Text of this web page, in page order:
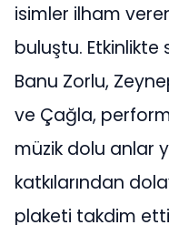
isimler ilham
buluştu.
Banu Zorlu,
ve Çağla,
müzik dolu anlar
katkılarından
plaketi takdim